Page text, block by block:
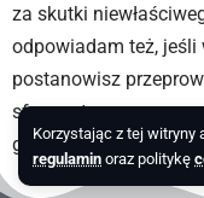
Korzystając z tej witryny
regulamin oraz politykę
za skutki
odpowiadam też,
postanowisz
sfagocytowany przez
głowy.